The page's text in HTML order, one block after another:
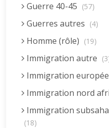
Guerre 40-45 (57)
Guerres autres (4)
Homme (rôle) (19)
Immigration autre
Immigration
Immigration nord
Immigration
(18)